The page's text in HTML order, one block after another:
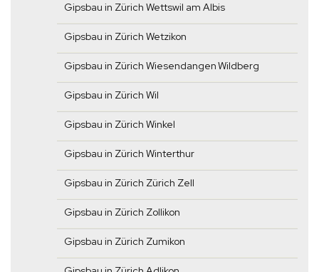
Gipsbau in Zürich Wettswil am Albis
Gipsbau in Zürich Wetzikon
Gipsbau in Zürich Wiesendangen Wildberg
Gipsbau in Zürich Wil
Gipsbau in Zürich Winkel
Gipsbau in Zürich Winterthur
Gipsbau in Zürich Zürich Zell
Gipsbau in Zürich Zollikon
Gipsbau in Zürich Zumikon